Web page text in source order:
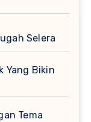
Selera
Yang Bikin
Tema